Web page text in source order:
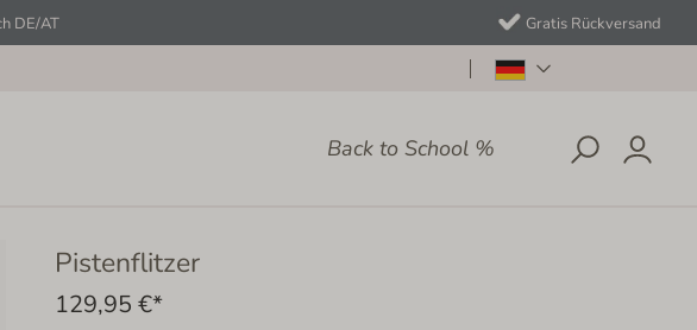
DE/AT Gratis Rückversand
Back to School %
Pistenflitzer
129,95 €*